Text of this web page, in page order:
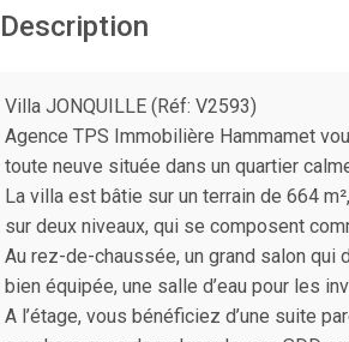
Description
Villa JONQUILLE (Réf: V2593)
Agence TPS Immobilière Hammamet
toute neuve située dans un quartier
La villa est bâtie sur un terrain de 664
sur deux niveaux, qui se composent
Au rez-de-chaussée, un grand salon qui
bien équipée, une salle d’eau pour les
A l’étage, vous bénéficiez d’une suite